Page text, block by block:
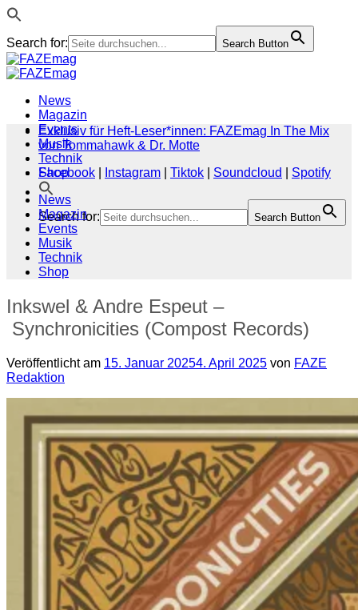
Search for: Search Button
Zum
Inhalt
News
Magazin
Events
Musik
Technik
Shop
Search for: Search Button
Exklusiv für Heft-Leser*innen: FAZEmag In The Mix
von Tommahawk & Dr. Motte
Facebook
Instagram Tiktok Soundcloud
Spotify
News
Magazin
Events
Musik
Technik
Shop
Inkswel & Andre Espeut –
Synchronicities (Compost Records)
Veröffentlicht am 15. Januar 20254. April 2025 von FAZE
Redaktion